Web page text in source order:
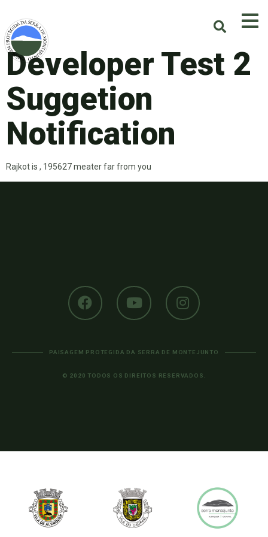
Developer Test 2
Suggetion
Notification
Rajkot is , 195627 meater far from you
PAISAGEM PROTEGIDA DA SERRA DE MONTEJUNTO
© 2020 TODOS OS DIREITOS RESERVADOS.